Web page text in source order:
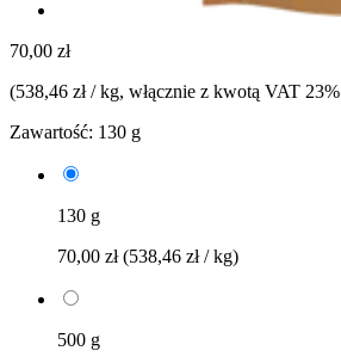
70,00 zł
(538,46 zł / kg, włącznie z kwotą VAT 23%
Zawartość: 130 g
130 g
70,00 zł(538,46 zł / kg)
500 g